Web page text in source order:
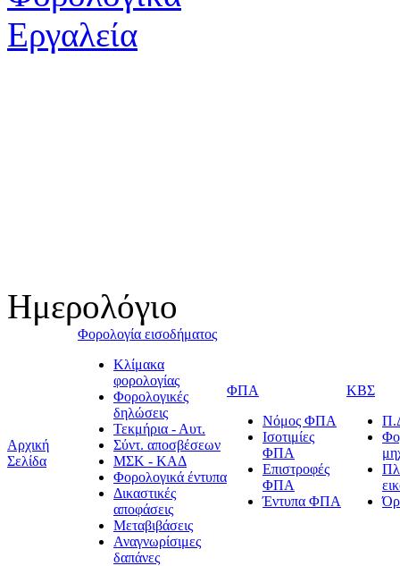
Ημερολόγιο
Αρχική
Σελίδα
Φορολογία εισοδήματος
Κλίμακα
φορολογίας
Φορολογικές
δηλώσεις
Τεκμήρια - Αυτ.
Σύντ. αποσβέσεων
ΜΣΚ - ΚΑΔ
Φορολογικά έντυπα
Δικαστικές
αποφάσεις
Μεταβιβάσεις
Αναγνωρίσιμες
δαπάνες
ΦΠΑ
Νόμος ΦΠΑ
Ισοτιμίες
ΦΠΑ
Επιστροφές
ΦΠΑ
Έντυπα ΦΠΑ
ΚΒΣ